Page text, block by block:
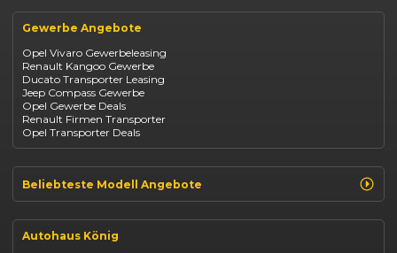
BYD Seal
Mazda CX-30
Citroen C4
Opel
Fiat
Jeep
Suzuki
BYD
Kia
Mazda
Citroën
Abarth
Fiat Professional
Gewerbe Angebote
Opel Vivaro Gewerbeleasing
Renault Kangoo Gewerbe
Ducato Transporter Leasing
Jeep Compass Gewerbe
Opel Gewerbe Deals
Renault Firmen Transporter
Opel Transporter Deals
Beliebteste Modell Angebote
Renault Arkana Leasing
Renault Captur Leasing
Autohaus König